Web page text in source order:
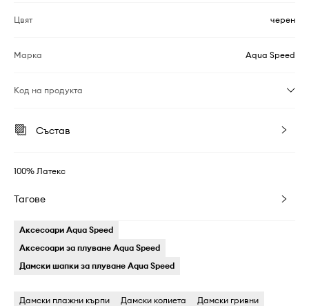
Цвят черен
Марка Aqua Speed
Код на продукта
Състав
100% Латекс
Тагове
Аксесоари Aqua Speed
Аксесоари за плуване Aqua Speed
Дамски шапки за плуване Aqua Speed
Дамски плажни кърпи Дамски колиета Дамски гривни